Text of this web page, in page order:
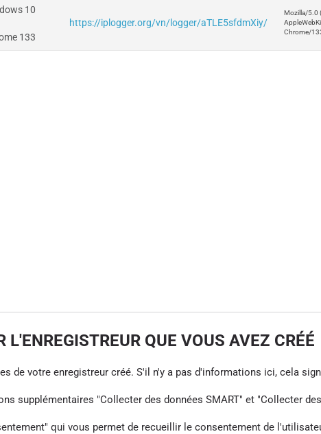
10
133
https://iplogger.org/vn/logger/aTLE5sfdmXiy/
Mozilla/5.0
Chrome/
QUE VOUS AVEZ CRÉÉ
de votre enregistreur créé. S'il n'y a pas d'informations ici, cela
supplémentaires "Collecter des données SMART" et "Collecter
qui vous permet de recueillir le consentement de